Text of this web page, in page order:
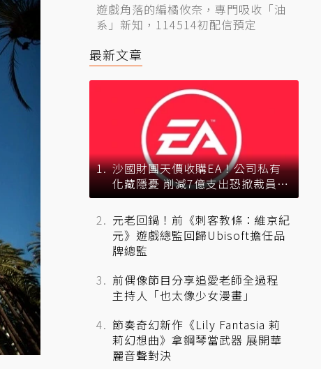
遊戲角落的編橘攸奈，專門吸收「油
系」新知，114514初配信預定
最新文章
沙國財團天價收購EA！公司私有
化藏隱憂 削減7億支出恐掀裁員風
暴？
元老回鍋！前《刺客教條：維京紀
元》遊戲總監回歸Ubisoft擔任品
牌總監
前偶像節目分享追愛老師全過程
主持人「也太像少女漫畫」
節奏奇幻新作《Lily Fantasia 莉
莉幻想曲》拿鋼琴當武器 展開華
麗音聲對決